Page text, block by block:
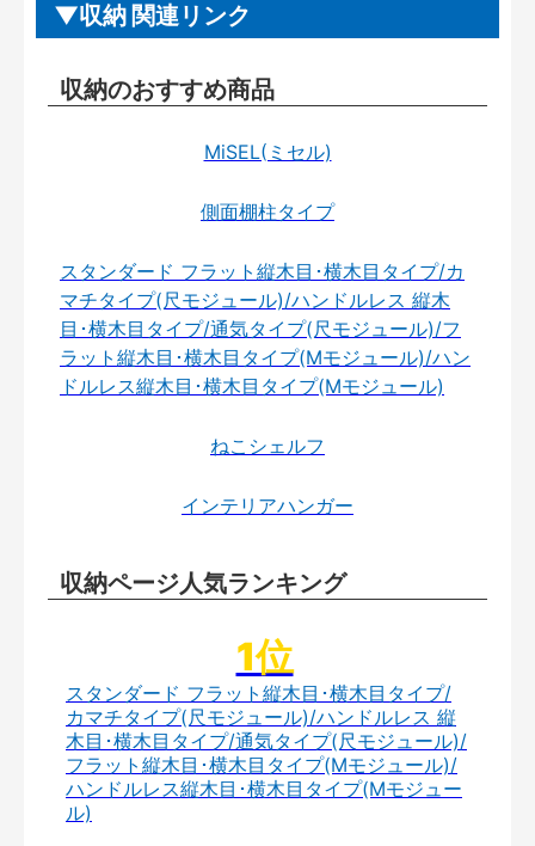
収納 関連リンク
収納のおすすめ商品
MiSEL(ミセル)
側面棚柱タイプ
スタンダード フラット縦木目･横木目タイプ/カ
マチタイプ(尺モジュール)/ハンドルレス 縦木
目･横木目タイプ/通気タイプ(尺モジュール)/フ
ラット縦木目･横木目タイプ(Mモジュール)/ハン
ドルレス縦木目･横木目タイプ(Mモジュール)
ねこシェルフ
インテリアハンガー
収納ページ人気ランキング
スタンダード フラット縦木目･横木目タイプ/
カマチタイプ(尺モジュール)/ハンドルレス 縦
木目･横木目タイプ/通気タイプ(尺モジュール)/
フラット縦木目･横木目タイプ(Mモジュール)/
ハンドルレス縦木目･横木目タイプ(Mモジュー
ル)